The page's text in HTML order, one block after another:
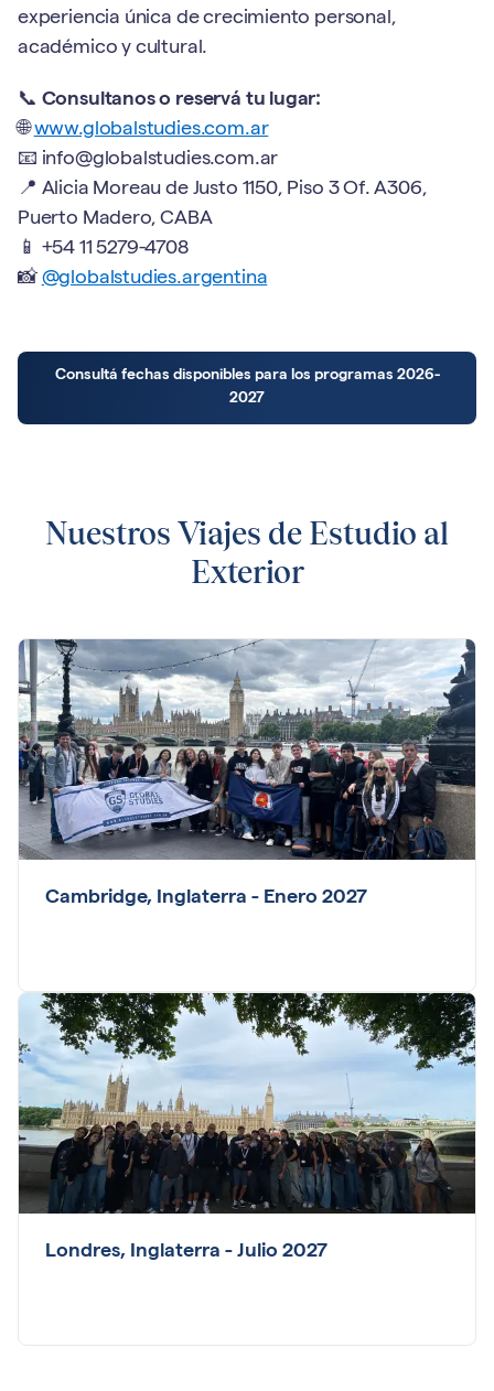
experiencia única de crecimiento personal,
académico y cultural.
📞 Consultanos o reservá tu lugar:
🌐www.globalstudies.com.ar
📧 info@globalstudies.com.ar
📍 Alicia Moreau de Justo 1150, Piso 3 Of. A306,
Puerto Madero, CABA
📱 +54 11 5279-4708
📸 @globalstudies.argentina
Consultá fechas disponibles para los programas 2026-
2027
Nuestros Viajes de Estudio al
Exterior
Cambridge, Inglaterra - Enero 2027
Londres, Inglaterra - Julio 2027